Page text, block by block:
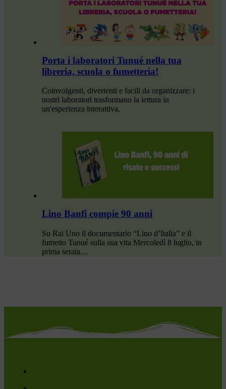
Porta i laboratori Tunué nella tua
libreria, scuola o fumetteria!
Coinvolgenti, divertenti e facili da organizzare: i
nostri laboratori trasformano la lettura in
un'esperienza interattiva.
Lino Banfi compie 90 anni
Su Rai Uno il documentario “Lino d’Italia” e il
fumetto Tunué sulla sua vita Mercoledì 8 luglio, in
prima serata…